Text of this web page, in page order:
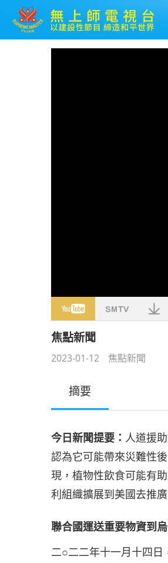
焦點新聞
2023-01-12 焦點新聞
摘要
今日新聞提要： 人道援
認為它可能帶來災難性
現，植物性飲食可能有
利組織擴展到美國去推
聯合國運送重要物資到
二○二二年十一月十四日